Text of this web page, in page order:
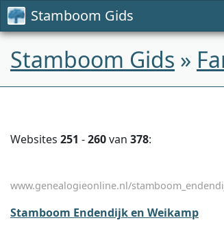
Stamboom Gids
Stamboom Gids »
Websites 251 -260van 378:
www.genealogieonline.nl/
Stamboom Endendijk en Weikamp